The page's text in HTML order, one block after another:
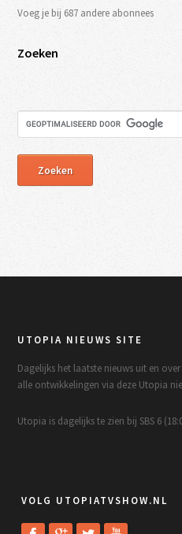
Voeg je bij 687 andere abonnees
Zoeken
UTOPIA NIEUWS SITE
Dagelijks het laatste nieuws uit en
alle ontwikkelingen via deze Utopia
Utopia is dagelijks te zien bij SBS 6
VOLG UTOPIATVSHOW.NL